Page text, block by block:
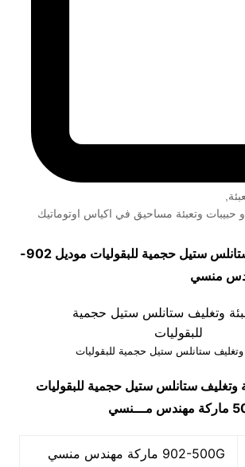
,
حبيبات وتعبئة مساحيق في اكياس اوتوماتيك
ستيل حجمية للبقوليات موديل
902-
منسي
وتغليف ستانلس ستيل حجمية للبقوليات
وتغليف ستانلس ستيل حجمية للبقوليات
ماركة مهندس مـــنسي
902-500G ماركة مهندس منسي